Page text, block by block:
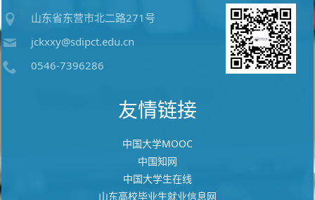
友情链接
山东高校毕业生就业信息网
中国大学生在线
中国知网
中国大学MOOC
山东省东营市北二路271号
jckxxy@sdipct.edu.cn
0546-7396286